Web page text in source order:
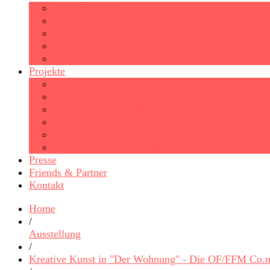
Projekte
Presse
Friends & Partner
Kontakt
Home
/
Ausstellung
/
Kreative Kunst in "Der Wohnung" - Die OF/FFM